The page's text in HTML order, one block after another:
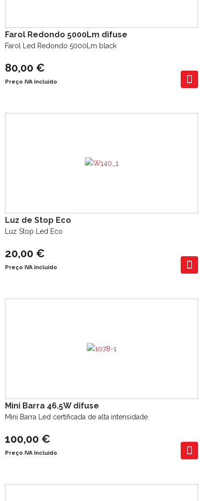
Farol Redondo 5000Lm difuse
Farol Led Redondo 5000Lm black
80,00 €
Preço IVA incluído
Luz de Stop Eco
Luz Stop Led Eco
20,00 €
Preço IVA incluído
Mini Barra 46.5W difuse
Mini Barra Led certificada de alta intensidade.
100,00 €
Preço IVA incluído